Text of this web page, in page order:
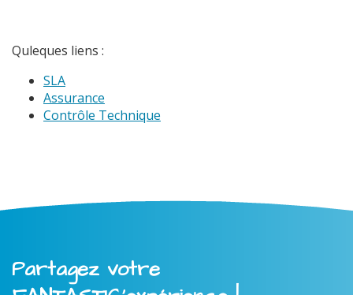
Quleques liens :
SLA
Assurance
Contrôle Technique
Partagez votre